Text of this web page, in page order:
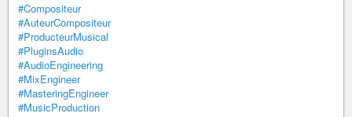
#Compositeur
#AuteurCompositeur
#ProducteurMusical
#PluginsAudio
#AudioEngineering
#MixEngineer
#MasteringEngineer
#MusicProduction